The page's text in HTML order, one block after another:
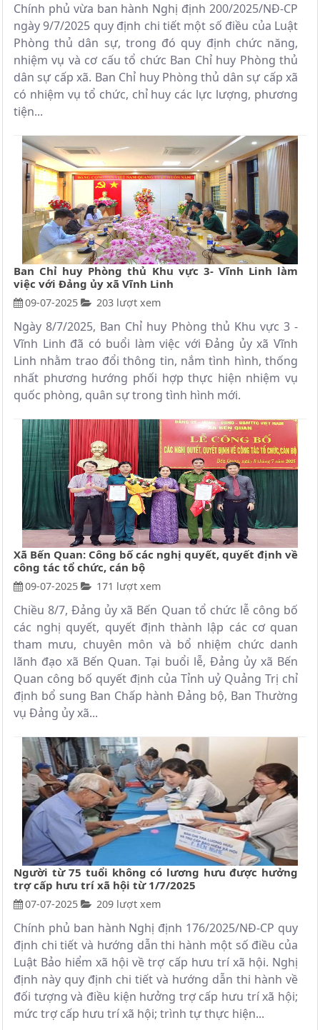
Chính phủ vừa ban hành Nghị định 200/2025/NĐ-CP
ngày 9/7/2025 quy định chi tiết một số điều của Luật
Phòng thủ dân sự, trong đó quy định chức năng,
nhiệm vụ và cơ cấu tổ chức Ban Chỉ huy Phòng thủ
dân sự cấp xã. Ban Chỉ huy Phòng thủ dân sự cấp xã
có nhiệm vụ tổ chức, chỉ huy các lực lượng, phương
tiện...
Ban Chỉ huy Phòng thủ Khu vực 3- Vĩnh Linh làm
việc với Đảng ủy xã Vĩnh Linh
09-07-2025 203 lượt xem
Ngày 8/7/2025, Ban Chỉ huy Phòng thủ Khu vực 3 -
Vĩnh Linh đã có buổi làm việc với Đảng ủy xã Vĩnh
Linh nhằm trao đổi thông tin, nắm tình hình, thống
nhất phương hướng phối hợp thực hiện nhiệm vụ
quốc phòng, quân sự trong tình hình mới.
Xã Bến Quan: Công bố các nghị quyết, quyết định về
công tác tổ chức, cán bộ
09-07-2025 171 lượt xem
Chiều 8/7, Đảng ủy xã Bến Quan tổ chức lễ công bố
các nghị quyết, quyết định thành lập các cơ quan
tham mưu, chuyên môn và bổ nhiệm chức danh
lãnh đạo xã Bến Quan. Tại buổi lễ, Đảng ủy xã Bến
Quan công bố quyết định của Tỉnh uỷ Quảng Trị chỉ
định bổ sung Ban Chấp hành Đảng bộ, Ban Thường
vụ Đảng ủy xã...
Người từ 75 tuổi không có lương hưu được hưởng
trợ cấp hưu trí xã hội từ 1/7/2025
07-07-2025 209 lượt xem
Chính phủ ban hành Nghị định 176/2025/NĐ-CP quy
định chi tiết và hướng dẫn thi hành một số điều của
Luật Bảo hiểm xã hội về trợ cấp hưu trí xã hội. Nghị
định này quy định chi tiết và hướng dẫn thi hành về
đối tượng và điều kiện hưởng trợ cấp hưu trí xã hội;
mức trợ cấp hưu trí xã hội; trình tự thực hiện...